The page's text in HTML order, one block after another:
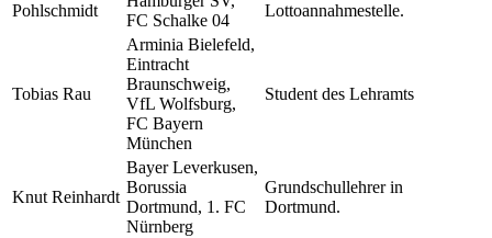
Pohlschmidt
FC Schalke 04
Lottoannahmestelle.
Tobias Rau
Arminia Bielefeld,
Eintracht
Braunschweig,
VfL Wolfsburg,
FC Bayern
München
Student des Lehramts
Knut Reinhardt
Bayer Leverkusen,
Borussia
Dortmund, 1. FC
Nürnberg
Grundschullehrer in
Dortmund.